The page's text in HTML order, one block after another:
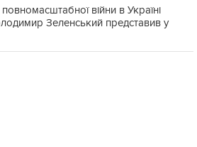
війни в Україні
Зеленський представив у